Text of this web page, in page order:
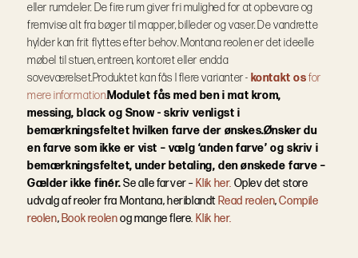
eller rumdeler. De fire rum giver fri mulighed for at opbevare og
fremvise alt fra bøger til mapper, billeder og vaser. De vandrette
hylder kan frit flyttes efter behov. Montana reolen er det ideelle
møbel til stuen, entreen, kontoret eller endda
soveværelset.Produktet kan fås I flere varianter - kontakt osfor
mere information.Modulet fås med ben i mat krom,
messing, black og Snow - skriv venligst i
bemærkningsfeltet hvilken farve der ønskes.Ønsker du
en farve som ikke er vist – vælg ‘anden farve’ og skriv i
bemærkningsfeltet, under betaling, den ønskede farve –
Gælder ikke finér.Se alle farver – Klik her. Oplev det store
udvalg af reoler fra Montana, heriblandt Read reolen,Compile
reolen, Book reolenog mange flere. Klik her.